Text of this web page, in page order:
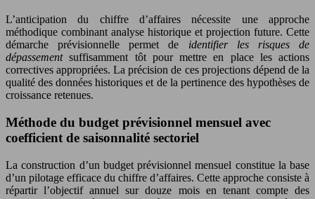
L’anticipation du chiffre d’affaires nécessite une approche
méthodique combinant analyse historique et projection future. Cette
démarche prévisionnelle permet de identifier les risques de
dépassementsuffisamment tôt pour mettre en place les actions
correctives appropriées. La précision de ces projections dépend de la
qualité des données historiques et de la pertinence des hypothèses de
croissance retenues.
Méthode du budget prévisionnel mensuel avec
coefficient de saisonnalité sectoriel
La construction d’un budget prévisionnel mensuel constitue la base
d’un pilotage efficace du chiffre d’affaires. Cette approche consiste à
répartir l’objectif annuel sur douze mois en tenant compte des